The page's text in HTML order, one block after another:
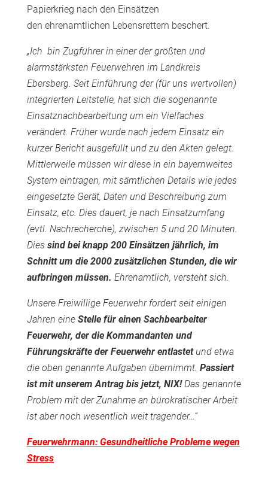
Papierkrieg nach den Einsätzen
den ehrenamtlichen Lebensrettern beschert.
„Ich bin Zugführer in einer der größten und
alarmstärksten Feuerwehren im Landkreis
Ebersberg. Seit Einführung der (für uns wertvollen)
integrierten Leitstelle, hat sich die sogenannte
Einsatznachbearbeitung um ein Vielfaches
verändert. Früher wurde nach jedem Einsatz ein
kurzer Bericht ausgefüllt und zu den Akten gelegt.
Mittlerweile müssen wir diese in ein bayernweites
System eintragen, mit sämtlichen Details wie jedes
eingesetzte Gerät, Daten und Beschreibung zum
Einsatz, etc. Dies dauert, je nach Einsatzumfang
(evtl. Nachrecherche), zwischen 5 und 20 Minuten.
Dies sind bei knapp 200 Einsätzen jährlich, im
Schnitt um die 2000 zusätzlichen Stunden, die wir
aufbringen müssen. Ehrenamtlich, versteht sich.
Unsere Freiwillige Feuerwehr fordert seit einigen
Jahren eine Stelle für einen Sachbearbeiter
Feuerwehr, der die Kommandanten und
Führungskräfte der Feuerwehr entlastetund etwa
die oben genannte Aufgaben übernimmt. Passiert
ist mit unserem Antrag bis jetzt, NIX!Das genannte
Problem mit der Zunahme an bürokratischer Arbeit
ist aber noch wesentlich weit tragender…“
Feuerwehrmann: Gesundheitliche Probleme wegen
Stress